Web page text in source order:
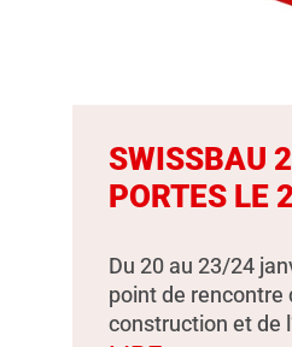
SWISSBAU
PORTES LE
Du 20 au 23/24
point de rencontre
construction et de